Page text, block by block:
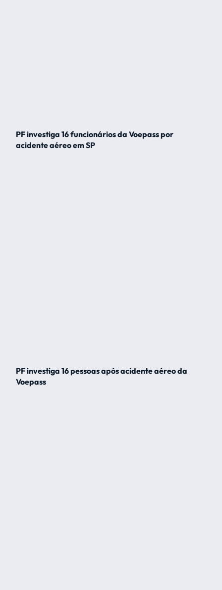
PF investiga 16 funcionários da Voepass por
acidente aéreo em SP
PF investiga 16 pessoas após acidente aéreo da
Voepass